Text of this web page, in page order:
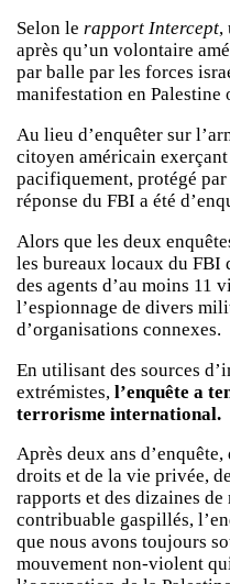
Selon le rapport Intercept,
après qu’un volontaire
par balle par les forces
manifestation en Palestine
Au lieu d’enquêter sur
citoyen américain
pacifiquement, protégé par
réponse du FBI a été
Alors que les deux
les bureaux locaux du FBI
des agents d’au moins 11
l’espionnage de divers
d’organisations connexes.
En utilisant des sources
extrémistes, l’enquête a
terrorisme international.
Après deux ans
droits et de la vie privée,
rapports et des dizaines
contribuable gaspillés,
que nous avons toujours
mouvement non-violent